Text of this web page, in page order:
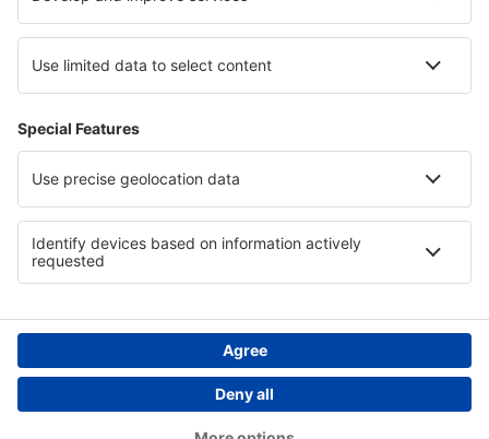
Cazare in Svalbard Archipelago Cazare in Podlachia